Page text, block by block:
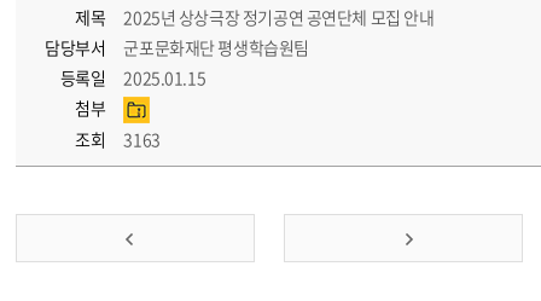
제목
2025년 상상극장 정기공연 공연단체 모집 안내
담당부서
군포문화재단 평생학습원팀
등록일
2025.01.15
첨부
조회
3163